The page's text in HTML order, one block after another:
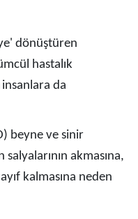
dönüştüren
hastalık
insanlara da
beyne ve sinir
akmasına,
kalmasına neden